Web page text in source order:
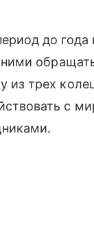
до года
ними
из трех
с